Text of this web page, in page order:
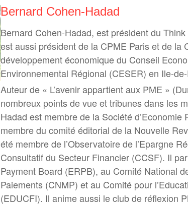
Bernard Cohen-Hadad
Bernard Cohen-Hadad, est président du
est aussi président de la CPME Paris et de la
développement économique du Conseil
Environnemental Régional (CESER) en Ile-
Auteur de « L’avenir appartient aux PME »
nombreux points de vue et tribunes dans les
Hadad est membre de la Société d’Economie
membre du comité éditorial de la Nouvelle
été membre de l’Observatoire de l’Epargne
Consultatif du Secteur Financier (CCSF). Il
Payment Board (ERPB), au Comité National
Paiements (CNMP) et au Comité pour
(EDUCFI). Il anime aussi le club de réflexion